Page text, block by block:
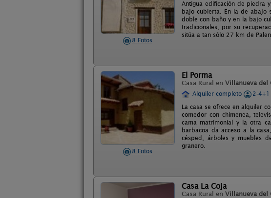
8 Fotos
Antigua edificación de piedra
bajo cubierta. En la de abajo
doble con baño y en la bajo
tradicionales, por su
sitúa a tan sólo 27 km de
8 Fotos
El Porma
Casa Rural en Villanueva del
Alquiler completo
2-
La casa se ofrece en alquiler
comedor con chimenea,
cama matrimonial y la otra
barbacoa da acceso a la
césped, árboles y muebles
granero.
Casa La Coja
Casa Rural en Villanueva del